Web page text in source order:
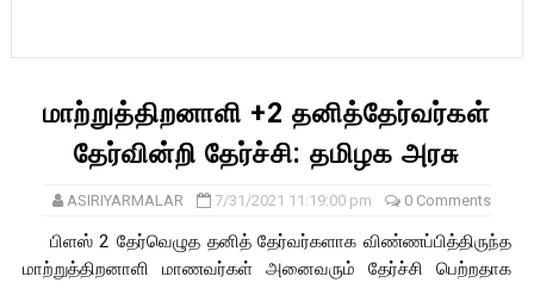
மாற்றுத்திறனாளி +2 தனித்தேர்வர்கள்
தேர்வின்றி தேர்ச்சி: தமிழக அரசு
ASIRIYARMALAR 7/31/2021 11:19:00 pm 0 Comments
பிளஸ் 2 தேர்வெழுத தனித் தேர்வர்களாக விண்ணப்பித்திருந்த
மாற்றுத்திறனாளி மாணவர்கள் அனைவரும் தேர்ச்சி பெற்றதாக